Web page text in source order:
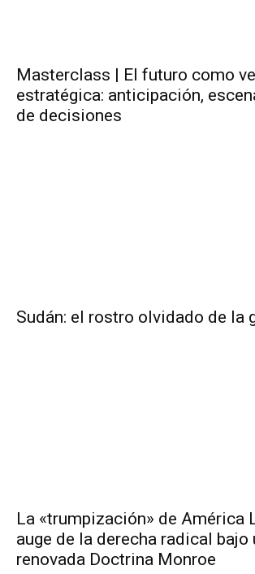
Masterclass | El futuro como
estratégica: anticipación,
de decisiones
Sudán: el rostro olvidado de la
La «trumpización» de América
auge de la derecha radical bajo
renovada Doctrina Monroe